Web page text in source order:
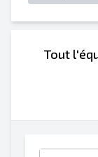
Tout